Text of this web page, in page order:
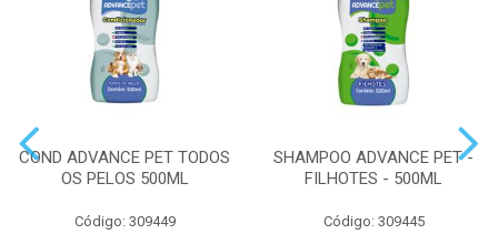
COND ADVANCE PET TODOS
OS PELOS 500ML
Código: 309449
SHAMPOO ADVANCE PET -
FILHOTES - 500ML
Código: 309445